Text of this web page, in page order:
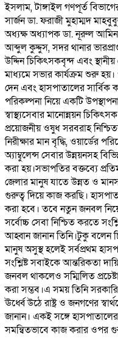
ইসলাম, টাঙ্গাইল গণপূর্ত
সার্জন ডা. ফরাজী মুহাম্মদ
অধ্যক্ষ অধ্যাপক ডা. নূরুল
আব্দুল কুদ্দুস, সদর থানার
উদ্দিন চিকিৎসকবৃন্দ এবং
মাধ্যমে সভার কার্যক্রম শুরু
দেন এবং হাসপাতালের সার্বিক
পরিকল্পনা নিয়ে একটি
স্বাস্থ্যসেবার মানোন্নয়ন
প্রয়োজনীয় ওষুধ সরবরাহ
নিরীক্ষার মান বৃদ্ধি, ওয়ার্ডের
অ্যাম্বুলেন্স সেবার উন্নয়নসহ
করা হয়।সভাপতির বক্তব্যে
জেলার মানুষ যাতে উন্নত ও
গুরুত্ব দিয়ে কাজ করছি।
করা হবে। তবে নতুন জনবল
সর্বোচ্চ সেবা নিশ্চিত করতে
আহ্বান জানান তিনি।টুকু বলেন
মানুষ অসুস্থ হলেই সর্বপ্রথম
সংশ্লিষ্ট সবাইকে আন্তরিকতা
জনবল থাকলেও সম্মিলিত
করা সম্ভব।এ সময় তিনি সরকারি
ঊর্ধ্বে উঠে রাষ্ট্র ও জনগণের
জানান। একই সঙ্গে হাসপাতালের
সমন্বিতভাবে কাজ করার ওপর